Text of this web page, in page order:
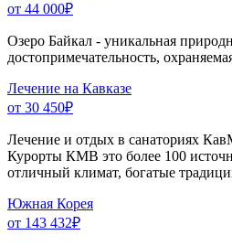
от 44 000₽
Озеро Байкал - уникальная
достопримечательность,
Лечение на Кавказе
от 30 450₽
Лечение и отдых в санаториях
Курорты КМВ это более 100
отличный климат, богатые
Южная Корея
от 143 432₽